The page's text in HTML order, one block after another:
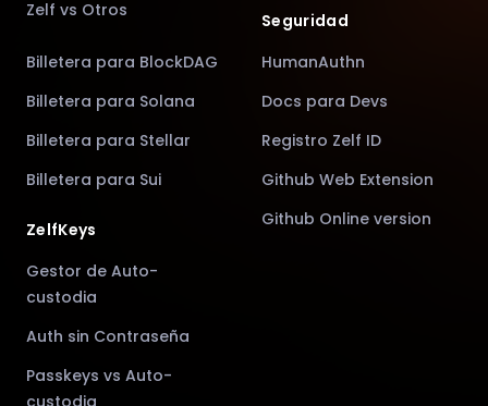
Zelf vs Otros
Billetera para BlockDAG
Billetera para Solana
Billetera para Stellar
Billetera para Sui
ZelfKeys
Gestor de Auto-
custodia
Auth sin Contraseña
Passkeys vs Auto-
custodia
Seguridad
HumanAuthn
Docs para Devs
Registro Zelf ID
Github Web Extension
Github Online version